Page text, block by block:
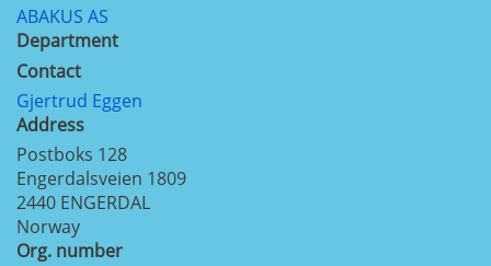
ABAKUS AS
Department
Contact
Gjertrud Eggen
Address
Postboks 128
Engerdalsveien 1809
2440 ENGERDAL
Norway
Org. number